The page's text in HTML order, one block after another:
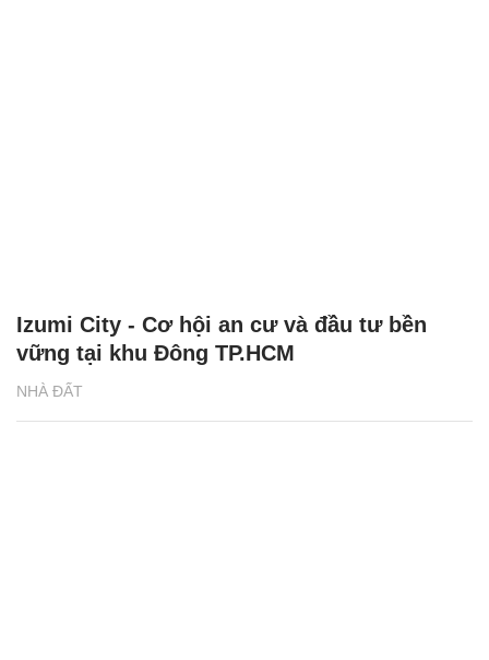
NHÀ ĐẤT
Izumi City - Cơ hội an cư và đầu tư bền
vững tại khu Đông TP.HCM